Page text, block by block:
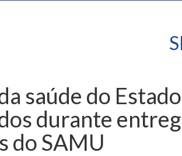
saúde do
durante
do SAMU